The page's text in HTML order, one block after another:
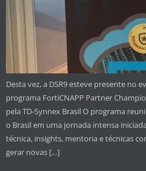
Desta vez, a DSR9 esteve presente no
programa FortiCNAPP Partner
pela TD-Synnex Brasil O programa
o Brasil em uma jornada intensa
técnica, insights, mentoria e técnicas
gerar novas […]